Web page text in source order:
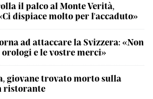
il palco al Monte Verità,
dispiace molto per l'accaduto»
ad attaccare la Svizzera: «Non
e le vostre merci»
giovane trovato morto sulla
ristorante